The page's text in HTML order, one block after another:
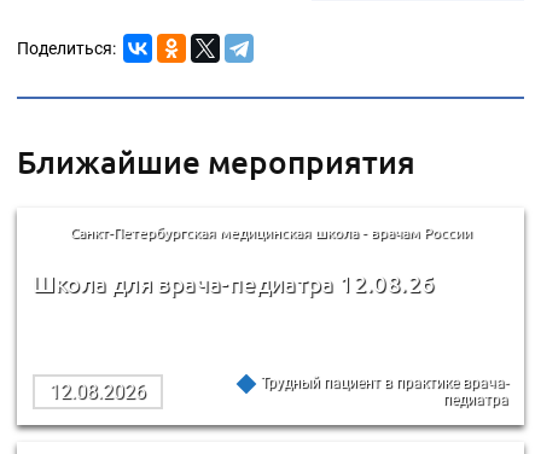
Поделиться:
Ближайшие мероприятия
Санкт-Петербургская медицинская школа - врачам России
Школа для врача-педиатра 12.08.26
12.08.2026
Трудный пациент в практике врача-
педиатра